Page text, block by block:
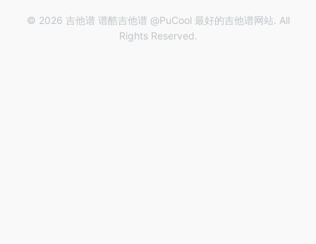
© 2026 吉他谱 谱酷吉他谱 @PuCool 最好的吉他谱网站. All
Rights Reserved.